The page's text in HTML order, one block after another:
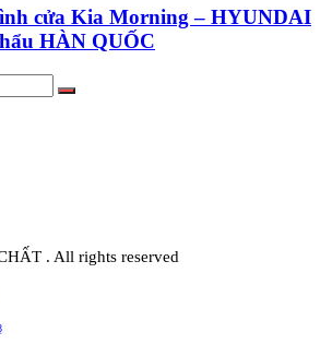
cửa Kia Morning – HYUNDAI
HÀN QUỐC
. All rights reserved